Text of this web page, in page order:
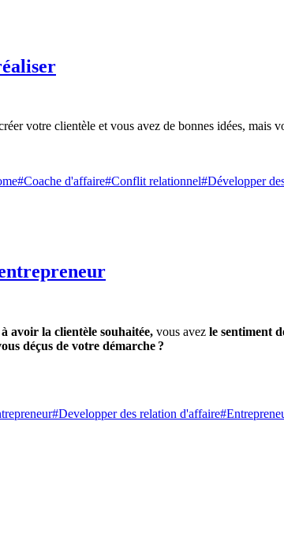
votre clientèle et vous avez de bonnes idées, mais
#Coache d'affaire#Conflit relationnel#Développer
avoir la clientèle souhaitée, vous avez le sentiment
déçus de votre démarche ?
#Developper des relation d'affaire